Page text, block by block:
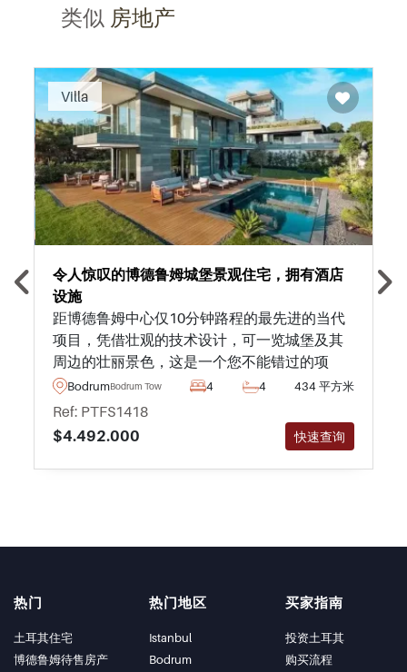
类似 房地产
Villa
Recommended
令人惊叹的博德鲁姆城堡景观住宅，拥有酒店
设施
距博德鲁姆中心仅10分钟路程的最先进的当代
项目，凭借壮观的技术设计，可一览城堡及其
周边的壮丽景色，这是一个您不能错过的项
目。BodrumBodrum Town 4 4 434 平方米
Ref: PTFS1418
$4.492.000
快速查询
热门
土耳其住宅
博德鲁姆待售房产
热门地区
Istanbul
Bodrum
买家指南
投资土耳其
购买流程